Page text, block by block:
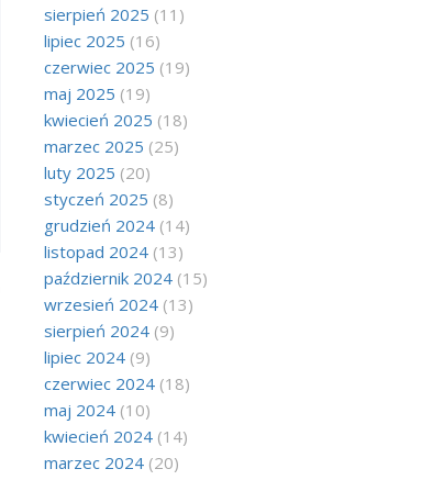
sierpień 2025 (11)
lipiec 2025 (16)
czerwiec 2025 (19)
maj 2025 (19)
kwiecień 2025 (18)
marzec 2025 (25)
luty 2025 (20)
styczeń 2025 (8)
grudzień 2024(14)
listopad 2024(13)
październik 2024(15)
wrzesień 2024(13)
sierpień 2024(9)
lipiec 2024(9)
czerwiec 2024(18)
maj 2024(10)
kwiecień 2024(14)
marzec 2024(20)